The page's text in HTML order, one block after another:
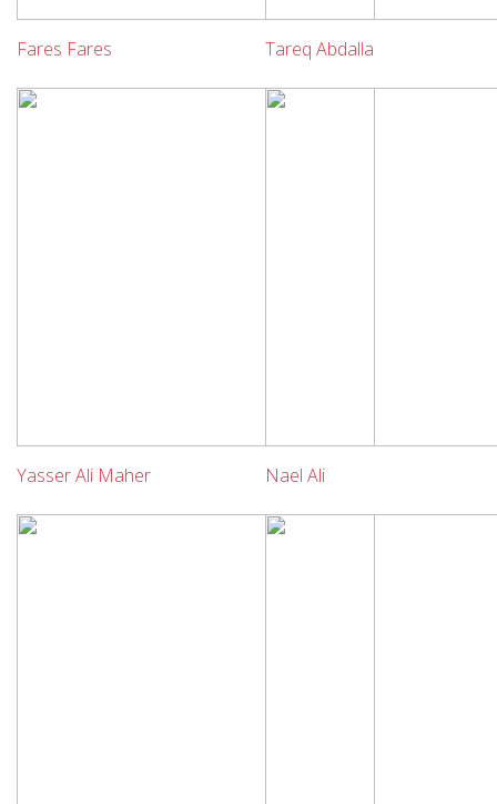
Fares Fares Tareq Abdalla
Yasser Ali Maher Nael Ali